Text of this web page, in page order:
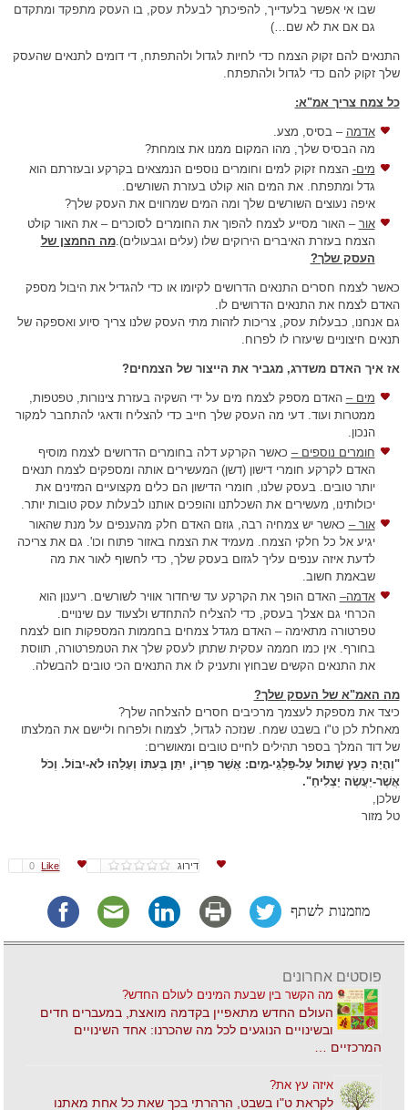
שבו אי אפשר בלעדייך, להפיכתך לבעלת עסק, בו העסק מתפקד ומתקדם
גם אם את לא שם…)
התנאים להם זקוק הצמח כדי לחיות לגדול ולהתפתח, די דומים לתנאים שהעסק
שלך זקוק להם כדי לגדול ולהתפתח.
כל צמח צריך אמ"א:
אדמה – בסיס, מצע.
מה הבסיס שלך, מהו המקום ממנו את צומחת?
מים- הצמח זקוק למים וחומרים נוספים הנמצאים בקרקע ובעזרתם הוא
גדל ומתפתח. את המים הוא קולט בעזרת השורשים.
איפה נעוצים השורשים שלך ומה המים שמרווים את העסק שלך?
אור – האור מסייע לצמח להפוך את החומרים לסוכרים – את האור קולט
הצמח בעזרת האיברים הירוקים שלו (עלים וגבעולים).מה החמצן של
העסק שלך?
כאשר לצמח חסרים התנאים הדרושים לקיומו או כדי להגדיל את היבול מספק
האדם לצמח את התנאים הדרושים לו.
גם אנחנו, כבעלות עסק, צריכות לזהות מתי העסק שלנו צריך סיוע ואספקה של
תנאים חיצוניים שיעזרו לו לפרוח.
אז איך האדם משדרג, מגביר את הייצור של הצמחים?
מים – האדם מספק לצמח מים על ידי השקיה בעזרת צינורות, טפטפות,
ממטרות ועוד. דעי מה העסק שלך חייב כדי להצליח ודאגי להתחבר למקור
הנכון.
חומרים נוספים – כאשר הקרקע דלה בחומרים הדרושים לצמח מוסיף
האדם לקרקע חומרי דישון (דשן) המעשירים אותה ומספקים לצמח תנאים
יותר טובים. בעסק שלנו, חומרי הדישון הם כלים מקצועיים המזינים את
יכולותינו, מעשירים את השכלתנו והופכים אותנו לבעלות עסק טובות יותר.
אור – כאשר יש צמחיה רבה, גוזם האדם חלק מהענפים על מנת שהאור
יגיע אל כל חלקי הצמח. מעמיד את הצמח באזור פתוח וכו'. גם את צריכה
לדעת איזה ענפים עליך לגזום בעסק שלך, כדי לחשוף לאור את מה
שבאמת חשוב.
אדמה– האדם הופך את הקרקע עד שיחדור אוויר לשורשים. ריענון הוא
הכרחי גם אצלך בעסק, כדי להצליח להתחדש ולצעוד עם שינויים.
טפרטורה מתאימה – האדם מגדל צמחים בחממות המספקות חום לצמח
בחורף. אין כמו חממה עסקית שתתן לעסק שלך את הטמפרטורה, תווסת
את התנאים הקשים שבחוץ ותעניק לו את התנאים הכי טובים להבשלה.
מה האמ"א של העסק שלך?
כיצד את מספקת לעצמך מרכיבים חסרים להצלחה שלך?
מאחלת לכן ט"ו בשבט שמח. שנזכה לגדול, לצמוח ולפרוח וליישם את המלצתו
של דוד המלך בספר תהילים לחיים טובים ומאושרים:
"וְהָיָה כְּעֵץ שָׁתוּל עַל-פַּלְגֵי-מָיִם: אֲשֶׁר פִּרְיוֹ, יִתֵּן בְּעִתּוֹ וְעָלֵהוּ לֹא-יִבּוֹל. וְכֹל
אֲשֶׁר-יַעֲשֶׂה יַצְלִיחַ".
שלכן,
טל מזור
Like
0 דירוג
מוזמנות לשתף
פוסטים אחרונים
מה הקשר בין שבעת המינים לעולם החדש?
העולם החדש מתאפיין בקדמה מואצת, במעברים חדים
ובשינויים הנוגעים לכל מה שהכרנו: אחד השינויים
המרכזיים …
איזה עץ את?
לקראת ט"ו בשבט, הרהרתי בכך שאת כל אחת מאתנו